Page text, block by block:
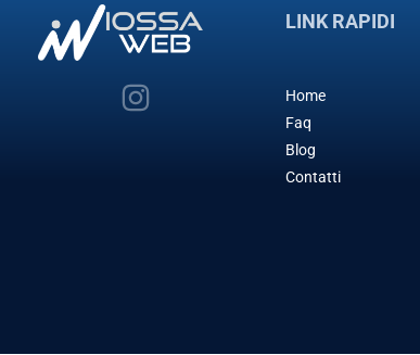
LINK RAPIDI
Home
Faq
Blog
Contatti